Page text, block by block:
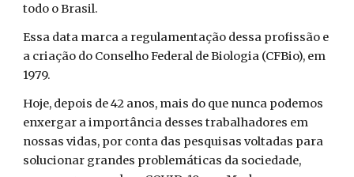
todo o Brasil.
Essa data marca a regulamentação dessa profissão e
a criação do Conselho Federal de Biologia (CFBio), em
1979.
Hoje, depois de 42 anos, mais do que nunca podemos
enxergar a importância desses trabalhadores em
nossas vidas, por conta das pesquisas voltadas para
solucionar grandes problemáticas da sociedade,